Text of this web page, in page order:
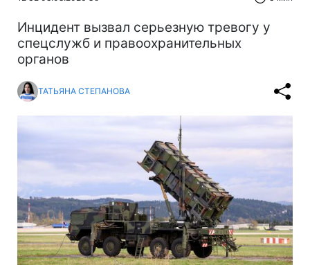
Инцидент вызвал серьезную тревогу у
спецслужб и правоохранительных
органов
ТАТЬЯНА СТЕПАНОВА